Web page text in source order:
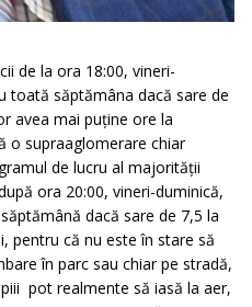
de la ora 18:00, vineri-
toată săptămâna dacă sare de
avea mai puține ore la
o supraaglomerare chiar
de lucru al majorității
ora 20:00, vineri-duminică,
dacă sare de 7,5 la
pentru că nu este în stare să
în parc sau chiar pe stradă,
pot realmente să iasă la aer,